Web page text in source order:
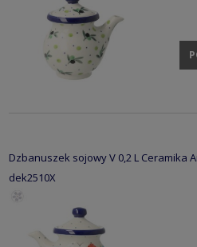
Dzbanuszek sojowy V 0,2 L Ceramika
dek2510X